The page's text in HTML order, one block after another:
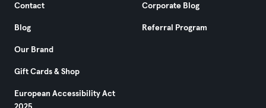
Contact
Blog
Our Brand
Gift Cards & Shop
European Accessibility Act
Corporate Blog
Referral Program